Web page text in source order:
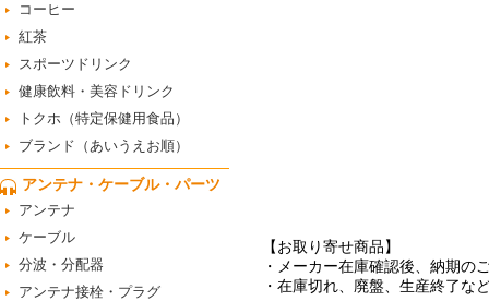
コーヒー
紅茶
スポーツドリンク
健康飲料・美容ドリンク
トクホ（特定保健用食品）
ブランド（あいうえお順）
アンテナ・ケーブル・パーツ
アンテナ
ケーブル
分波・分配器
アンテナ接栓・プラグ
【お取り寄せ商品】
・メーカー在庫確認後、納期の
・在庫切れ、廃盤、生産終了な